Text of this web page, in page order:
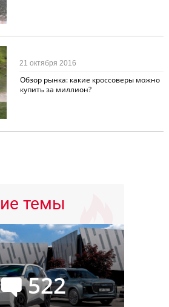
Обзор рынка: какие кроссоверы можно
купить за миллион?
21 октября 2016
темы
522